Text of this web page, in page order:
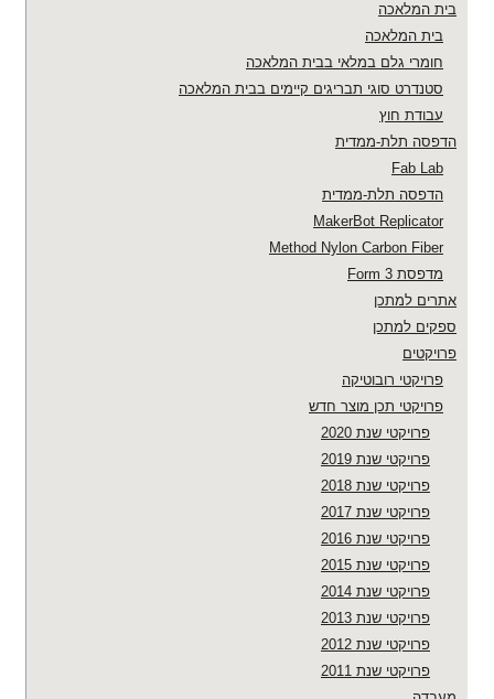
בית המלאכה
בית המלאכה
חומרי גלם במלאי בבית המלאכה
סטנדרט סוגי תבריגים קיימים בבית המלאכה
עבודת חוץ
הדפסה תלת-ממדית
Fab Lab
הדפסה תלת-ממדית
MakerBot Replicator
Method Nylon Carbon Fiber
מדפסת Form 3
אתרים למתכן
ספקים למתכן
פרויקטים
פרויקטי רובוטיקה
פרויקטי תכן מוצר חדש
פרויקטי שנת 2020
פרויקטי שנת 2019
פרויקטי שנת 2018
פרויקטי שנת 2017
פרויקטי שנת 2016
פרויקטי שנת 2015
פרויקטי שנת 2014
פרויקטי שנת 2013
פרויקטי שנת 2012
פרויקטי שנת 2011